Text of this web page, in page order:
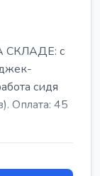
СКЛАДЕ: с
сидя
Оплата: 45